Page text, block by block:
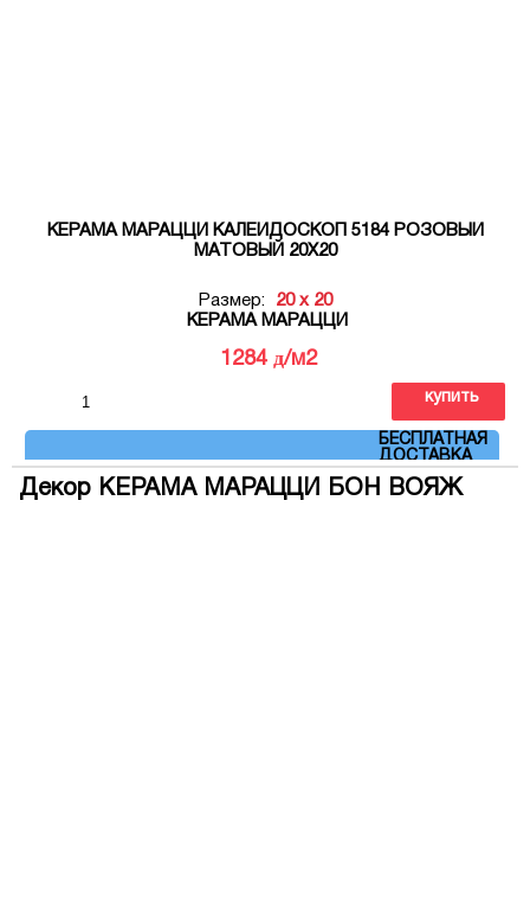
КЕРАМА МАРАЦЦИ КАЛЕЙДОСКОП 5184 РОЗОВЫЙ
МАТОВЫЙ 20Х20
Размер:
20 x 20
КЕРАМА МАРАЦЦИ
1284 д/м2
БЕСПЛАТНАЯ
ДОСТАВКА
купить
Декор КЕРАМА МАРАЦЦИ БОН ВОЯЖ